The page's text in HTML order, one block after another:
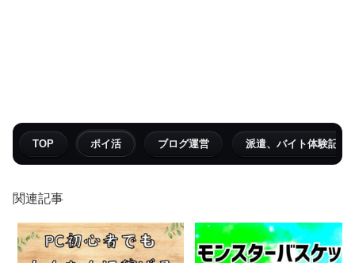
TOP ポイ活 ブログ運営 派遣、バイト体験記
関連記事